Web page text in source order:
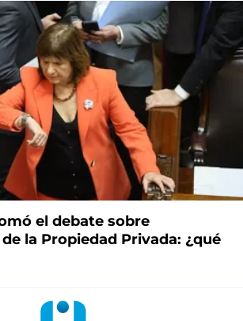
el debate sobre
la Propiedad Privada: ¿qué